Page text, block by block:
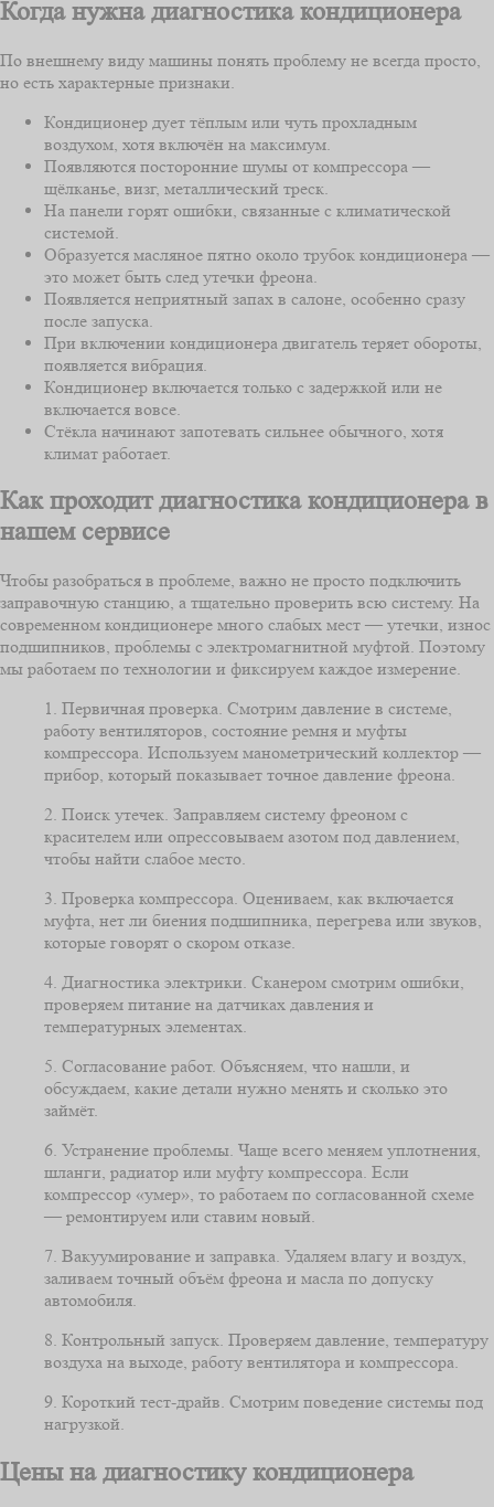
Когда нужна диагностика кондиционера
По внешнему виду машины понять проблему не всегда просто,
но есть характерные признаки.
Кондиционер дует тёплым или чуть прохладным
воздухом, хотя включён на максимум.
Появляются посторонние шумы от компрессора —
щёлканье, визг, металлический треск.
На панели горят ошибки, связанные с климатической
системой.
Образуется масляное пятно около трубок кондиционера —
это может быть след утечки фреона.
Появляется неприятный запах в салоне, особенно сразу
после запуска.
При включении кондиционера двигатель теряет обороты,
появляется вибрация.
Кондиционер включается только с задержкой или не
включается вовсе.
Стёкла начинают запотевать сильнее обычного, хотя
климат работает.
Как проходит диагностика кондиционера в
нашем сервисе
Чтобы разобраться в проблеме, важно не просто подключить
заправочную станцию, а тщательно проверить всю систему. На
современном кондиционере много слабых мест — утечки, износ
подшипников, проблемы с электромагнитной муфтой. Поэтому
мы работаем по технологии и фиксируем каждое измерение.
1. Первичная проверка. Смотрим давление в системе,
работу вентиляторов, состояние ремня и муфты
компрессора. Используем манометрический коллектор —
прибор, который показывает точное давление фреона.
2. Поиск утечек. Заправляем систему фреоном с
красителем или опрессовываем азотом под давлением,
чтобы найти слабое место.
3. Проверка компрессора. Оцениваем, как включается
муфта, нет ли биения подшипника, перегрева или звуков,
которые говорят о скором отказе.
4. Диагностика электрики. Сканером смотрим ошибки,
проверяем питание на датчиках давления и
температурных элементах.
5. Согласование работ. Объясняем, что нашли, и
обсуждаем, какие детали нужно менять и сколько это
займёт.
6. Устранение проблемы. Чаще всего меняем уплотнения,
шланги, радиатор или муфту компрессора. Если
компрессор «умер», то работаем по согласованной схеме
— ремонтируем или ставим новый.
7. Вакуумирование и заправка. Удаляем влагу и воздух,
заливаем точный объём фреона и масла по допуску
автомобиля.
8. Контрольный запуск. Проверяем давление, температуру
воздуха на выходе, работу вентилятора и компрессора.
9. Короткий тест-драйв. Смотрим поведение системы под
нагрузкой.
Цены на диагностику кондиционера